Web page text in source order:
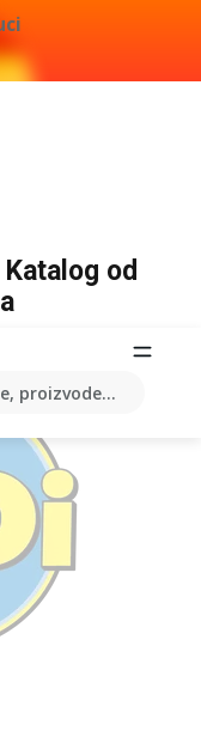
proizvode...
od